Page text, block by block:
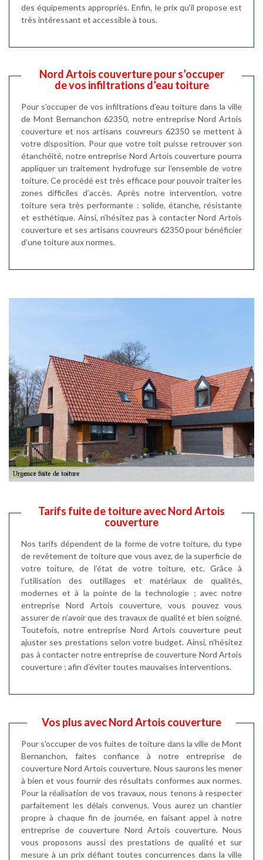
des équipements appropriés. Enfin, le prix qu'il propose est
très intéressant et accessible à tous.
Nord Artois couverture pour s’occuper
de vos infiltrations d’eau toiture
Pour s’occuper de vos infiltrations d’eau toiture dans la ville
de Mont Bernanchon 62350, notre entreprise Nord Artois
couverture et nos artisans couvreurs 62350 se mettent à
votre disposition. Pour que votre toit puisse retrouver son
étanchéité, notre entreprise Nord Artois couverture pourra
appliquer un traitement hydrofuge sur l’ensemble de votre
toiture. Ce procédé est très efficace pour pouvoir traiter les
zones difficiles d’accès. Après notre intervention, votre
toiture sera très performante : solide, étanche, résistante
et esthétique. Ainsi, n’hésitez pas à contacter Nord Artois
couverture et ses artisans couvreurs 62350 pour bénéficier
d’une toiture aux normes.
Tarifs fuite de toiture avec Nord Artois
couverture
Nos tarifs dépendent de la forme de votre toiture, du type
de revêtement de toiture que vous avez, de la superficie de
votre toiture, de l’état de votre toiture, etc. Grâce à
l’utilisation des outillages et matériaux de qualités,
modernes et à la pointe de la technologie ; avec notre
entreprise Nord Artois couverture, vous pouvez vous
assurer de n’avoir que des travaux de qualité et bien soigné.
Toutefois, notre entreprise Nord Artois couverture peut
ajuster ses prestations selon votre budget. Ainsi, n’hésitez
pas à contacter notre entreprise de couverture Nord Artois
couverture ; afin d’éviter toutes mauvaises interventions.
Vos plus avec Nord Artois couverture
Pour s’occuper de vos fuites de toiture dans la ville de Mont
Bernanchon, faites confiance à notre entreprise de
couverture Nord Artois couverture. Nous saurons les mener
à bien et vous fournir des résultats conformes aux normes.
Pour la réalisation de vos travaux, nous tenons à respecter
parfaitement les délais convenus. Vous aurez un chantier
propre à chaque fin de journée, en faisant appel à notre
entreprise de couverture Nord Artois couverture. Nous
vous proposons aussi des prestations de qualité et sur
mesure à un prix défiant toutes concurrences dans la ville